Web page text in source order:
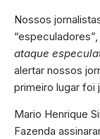
Nossos
ataque
alertar nossos
primeiro lugar foi
Mario Henrique
Fazenda